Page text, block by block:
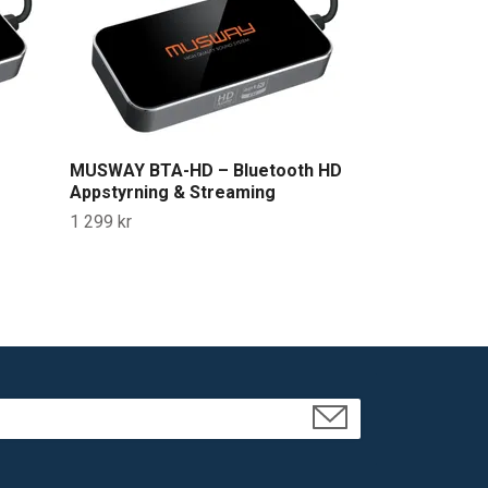
MUSWAY BTA-HD – Bluetooth HD
Appstyrning & Streaming
1 299 kr